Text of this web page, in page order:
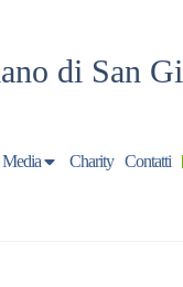
di San
Charity Contatti